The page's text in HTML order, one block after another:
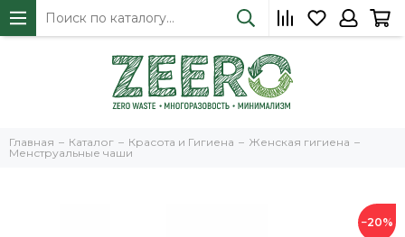
Главная Каталог Красота и Гигиена
Женская гигиена
Менструальные чаши
−20%